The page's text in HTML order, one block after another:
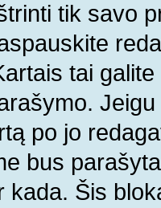
tik savo
tai
po jo
bus
kada. Šis